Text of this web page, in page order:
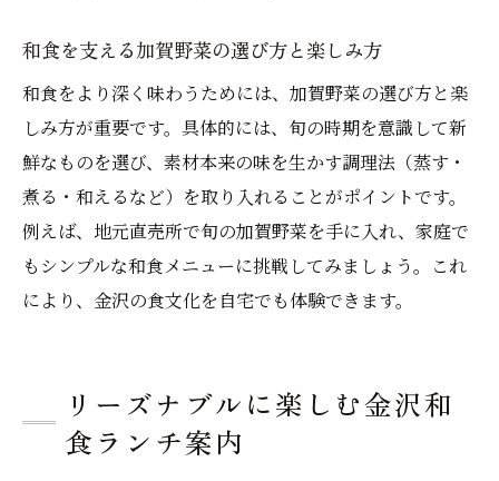
和食を支える加賀野菜の選び方と楽しみ方
和食をより深く味わうためには、加賀野菜の選び方と楽
しみ方が重要です。具体的には、旬の時期を意識して新
鮮なものを選び、素材本来の味を生かす調理法（蒸す・
煮る・和えるなど）を取り入れることがポイントです。
例えば、地元直売所で旬の加賀野菜を手に入れ、家庭で
もシンプルな和食メニューに挑戦してみましょう。これ
により、金沢の食文化を自宅でも体験できます。
リーズナブルに楽しむ金沢和
食ランチ案内